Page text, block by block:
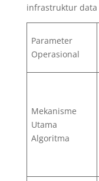
infrastruktur
Parameter
Operasional
Mekanisme
Utama
Algoritma